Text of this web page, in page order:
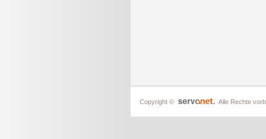
Copyright © Alle Rechte